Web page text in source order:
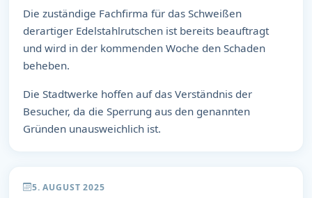
Die zuständige Fachfirma für das Schweißen
derartiger Edelstahlrutschen ist bereits beauftragt
und wird in der kommenden Woche den Schaden
beheben.
Die Stadtwerke hoffen auf das Verständnis der
Besucher, da die Sperrung aus den genannten
Gründen unausweichlich ist.
5. AUGUST 2025